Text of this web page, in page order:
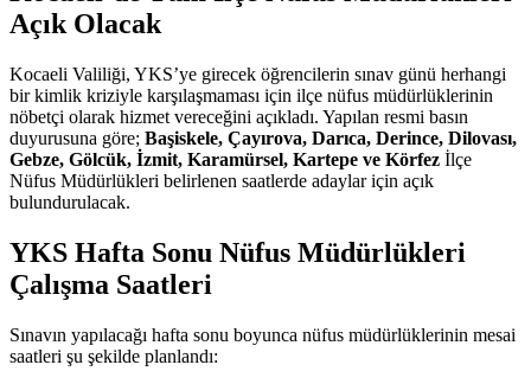
Açık Olacak
Kocaeli Valiliği, YKS’ye girecek öğrencilerin sınav günü herhangi
bir kimlik kriziyle karşılaşmaması için ilçe nüfus müdürlüklerinin
nöbetçi olarak hizmet vereceğini açıkladı. Yapılan resmi basın
duyurusuna göre; Başiskele, Çayırova, Darıca, Derince, Dilovası,
Gebze, Gölcük, İzmit, Karamürsel, Kartepe ve Körfez İlçe
Nüfus Müdürlükleri belirlenen saatlerde adaylar için açık
bulundurulacak.
YKS Hafta Sonu Nüfus Müdürlükleri
Çalışma Saatleri
Sınavın yapılacağı hafta sonu boyunca nüfus müdürlüklerinin mesai
saatleri şu şekilde planlandı: